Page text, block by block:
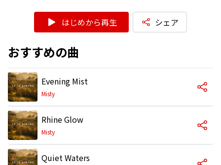
はじめから再生 シェア
おすすめの曲
Evening Mist
Misty
Rhine Glow
Misty
Quiet Waters